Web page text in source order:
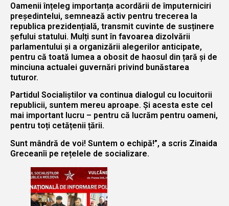
Oamenii înțeleg importanța acordării de împuterniciri
președintelui, semnează activ pentru trecerea la
republica prezidențială, transmit cuvinte de susținere
șefului statului. Mulți sunt în favoarea dizolvării
parlamentului și a organizării alegerilor anticipate,
pentru că toată lumea a obosit de haosul din țară și de
minciuna actualei guvernări privind bunăstarea
tuturor.
Partidul Socialiștilor va continua dialogul cu locuitorii
republicii, suntem mereu aproape. Și acesta este cel
mai important lucru – pentru că lucrăm pentru oameni,
pentru toți cetățenii țării.
Sunt mândră de voi! Suntem o echipă!”, a scris Zinaida
Greceanîi pe rețelele de socializare.